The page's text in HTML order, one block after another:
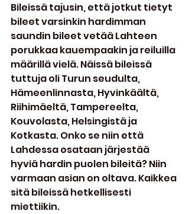
Bileissä tajusin, että jotkut tietyt
bileet varsinkin hardimman
saundin bileet vetää Lahteen
porukkaa kauempaakin ja reiluilla
määrillä vielä. Näissä bileissä
tuttuja oli Turun seudulta,
Hämeenlinnasta, Hyvinkäältä,
Riihimäeltä, Tampereelta,
Kouvolasta, Helsingistä ja
Kotkasta. Onko se niin että
Lahdessa osataan järjestää
hyviä hardin puolen bileitä? Niin
varmaan asian on oltava. Kaikkea
sitä bileissä hetkellisesti
miettiikin.